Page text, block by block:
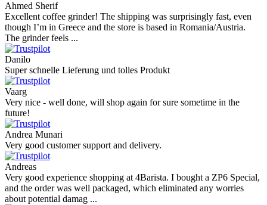
Ahmed Sherif
Excellent coffee grinder! The shipping was surprisingly fast, even
though I’m in Greece and the store is based in Romania/Austria.
The grinder feels ...
Danilo
Super schnelle Lieferung und tolles Produkt
Vaarg
Very nice - well done, will shop again for sure sometime in the
future!
Andrea Munari
Very good customer support and delivery.
Andreas
Very good experience shopping at 4Barista. I bought a ZP6 Special,
and the order was well packaged, which eliminated any worries
about potential damag ...